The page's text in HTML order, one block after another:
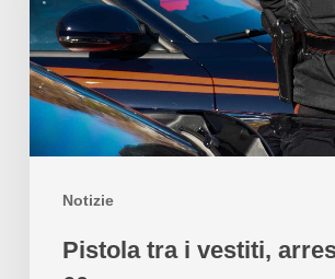
Notizie
Pistola tra i vestiti,